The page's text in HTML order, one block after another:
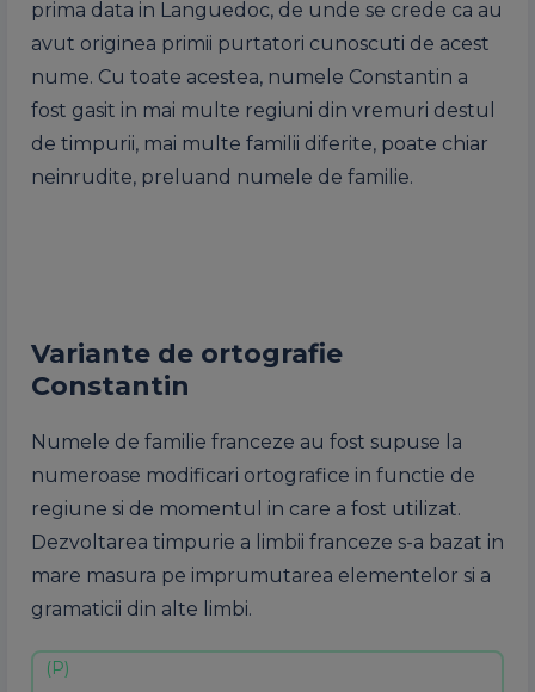
prima data in Languedoc, de unde se crede ca au
avut originea primii purtatori cunoscuti de acest
nume. Cu toate acestea, numele Constantin a
fost gasit in mai multe regiuni din vremuri destul
de timpurii, mai multe familii diferite, poate chiar
neinrudite, preluand numele de familie.
Variante de ortografie
Constantin
Numele de familie franceze au fost supuse la
numeroase modificari ortografice in functie de
regiune si de momentul in care a fost utilizat.
Dezvoltarea timpurie a limbii franceze s-a bazat in
mare masura pe imprumutarea elementelor si a
gramaticii din alte limbi.